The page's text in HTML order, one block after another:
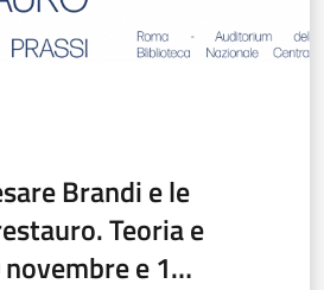
Brandi e le
Teoria e
e 1